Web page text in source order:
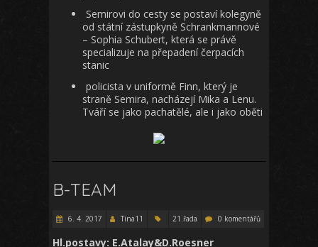
Semirovi do cesty se postaví kolegyně
od státní zástupkyně Schrankmannové
– Sophia Schubert, která se právě
specializuje na přepadení čerpacích
stanic
policista v uniformě Finn, který je
straně Semira, nacházejí Mika a Lenu.
Tváří se jako pachatělé, ale i jako oběti
B-TEAM
6. 4. 2017 Tina11 21.řada 0 komentářů
Hl.postavy: E.Atalay&D.Roesner